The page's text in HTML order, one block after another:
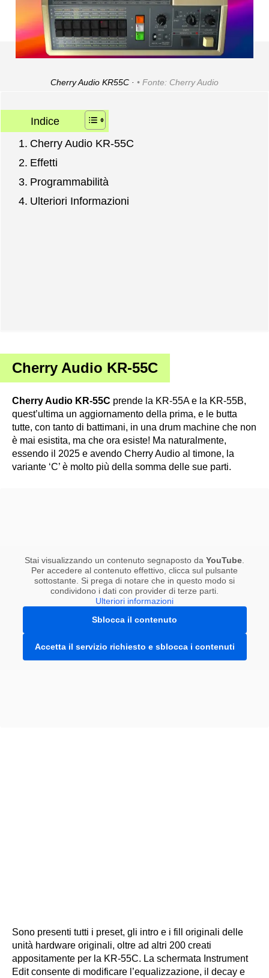
Cherry Audio KR55C · Fonte: Cherry Audio
Indice
Cherry Audio KR-55C
Effetti
Programmabilità
Ulteriori Informazioni
Cherry Audio KR-55C
Cherry Audio KR-55C prende la KR-55A e la KR-55B,
quest’ultima un aggiornamento della prima, e le butta
tutte, con tanto di battimani, in una drum machine che non
è mai esistita, ma che ora esiste! Ma naturalmente,
essendo il 2025 e avendo Cherry Audio al timone, la
variante ‘C’ è molto più della somma delle sue parti.
Stai visualizzando un contenuto segnaposto da YouTube.
Per accedere al contenuto effettivo, clicca sul pulsante
sottostante. Si prega di notare che in questo modo si
condividono i dati con provider di terze parti.
Ulteriori informazioni
Sblocca il contenuto
Accetta il servizio richiesto e sblocca i contenuti
Sono presenti tutti i preset, gli intro e i fill originali delle
unità hardware originali, oltre ad altri 200 creati
appositamente per la KR-55C. La schermata Instrument
Edit consente di modificare l’equalizzazione, il decay e